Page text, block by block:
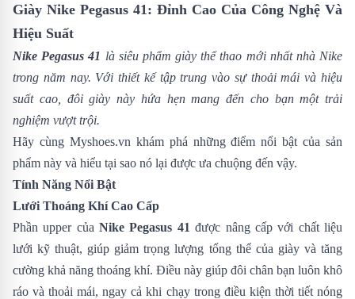
Giày Nike Pegasus 41: Đỉnh Cao Của Công Nghệ Và
Hiệu Suất
Nike Pegasus 41 là siêu phẩm giày thể thao mới nhất nhà Nike
trong năm nay. Với thiết kế tập trung vào sự thoải mái và hiệu
suất cao, đôi giày này hứa hẹn mang đến cho bạn một trải
nghiệm vượt trội.
Hãy cùng Myshoes.vn khám phá những điểm nổi bật của sản
phẩm này và hiểu tại sao nó lại được ưa chuộng đến vậy.
Tính Năng Nổi Bật
Lưới Thoáng Khí Cao Cấp
Phần upper củaNike Pegasus 41 được nâng cấp với chất liệu
lưới kỹ thuật, giúp giảm trọng lượng tổng thể của giày và tăng
cường khả năng thoáng khí. Điều này giúp đôi chân bạn luôn khô
ráo và thoải mái, ngay cả khi chạy trong điều kiện thời tiết nóng